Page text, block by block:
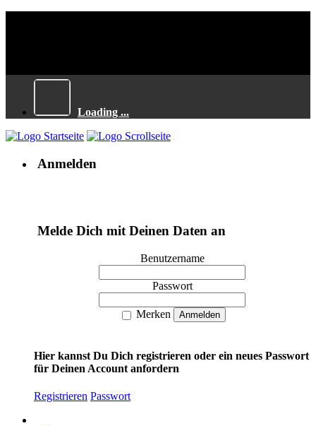
Loading ...
Anmelden
Melde Dich mit Deinen Daten an
Benutzername
Passwort
Merken
Hier kannst Du Dich registrieren oder ein neues Passwort
für Deinen Account anfordern
Registrieren Passwort